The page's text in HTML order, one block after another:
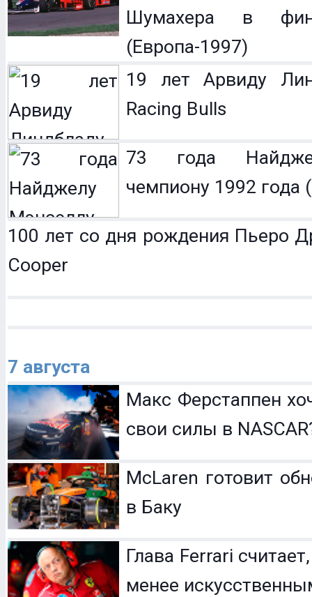
Шумахера в
(Европа-1997)
19 лет Арвиду
Racing Bulls
73 года
чемпиону 1992 года
100 лет со дня рождения Пьеро
Cooper
7 августа
Макс Ферстаппен
свои силы в
McLaren готовит
в Баку
Глава Ferrari
менее